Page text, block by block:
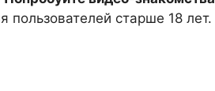
старше 18 лет.